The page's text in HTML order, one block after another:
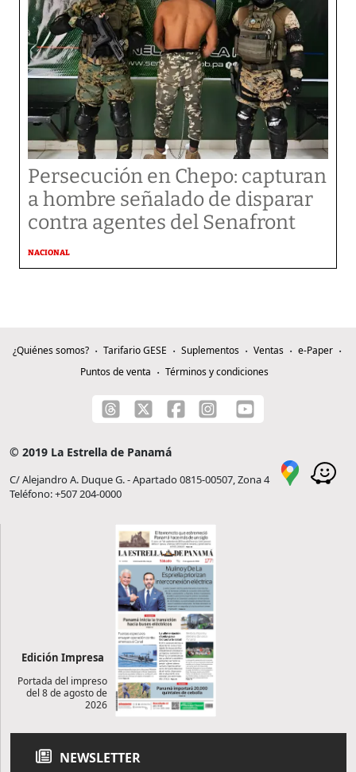
Persecución en Chepo: capturan
a hombre señalado de disparar
contra agentes del Senafront
NACIONAL
¿Quiénes somos? Tarifario GESE Suplementos Ventas
e-Paper
Puntos de venta
Términos y condiciones
© 2019 La Estrella de Panamá
C/ Alejandro A. Duque G. - Apartado 0815-00507, Zona 4
Teléfono: +507 204-0000
Edición Impresa
Portada del impreso
del 8 de agosto de
2026
NEWSLETTER